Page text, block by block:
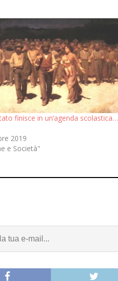
finisce in un’agenda scolastica…
2019
e Società"